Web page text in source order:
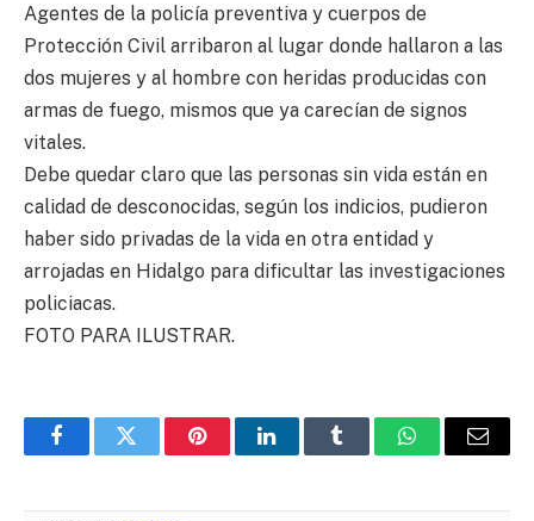
Agentes de la policía preventiva y cuerpos de
Protección Civil arribaron al lugar donde hallaron a las
dos mujeres y al hombre con heridas producidas con
armas de fuego, mismos que ya carecían de signos
vitales.
Debe quedar claro que las personas sin vida están en
calidad de desconocidas, según los indicios, pudieron
haber sido privadas de la vida en otra entidad y
arrojadas en Hidalgo para dificultar las investigaciones
policiacas.
FOTO PARA ILUSTRAR.
FacebookTwitter PinterestLinkedInTumblr WhatsAppEmail